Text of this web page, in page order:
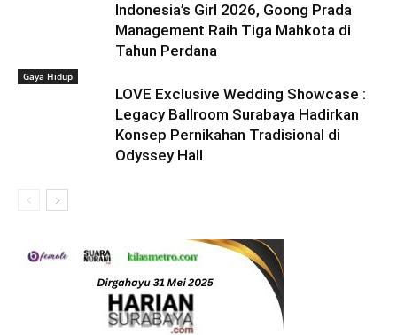
Indonesia’s Girl 2026, Goong Prada
Management Raih Tiga Mahkota di
Tahun Perdana
Gaya Hidup
LOVE Exclusive Wedding Showcase :
Legacy Ballroom Surabaya Hadirkan
Konsep Pernikahan Tradisional di
Odyssey Hall